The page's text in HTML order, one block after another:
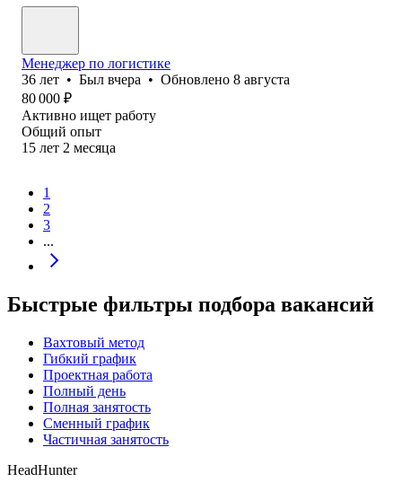
Менеджер по логистике
36 лет • Был вчера • Обновлено 8 августа
80 000 ₽
Активно ищет работу
Общий опыт
15 лет 2 месяца
1
2
3
...
Быстрые фильтры подбора вакансий
Вахтовый метод
Гибкий график
Проектная работа
Полный день
Полная занятость
Сменный график
Частичная занятость
HeadHunter